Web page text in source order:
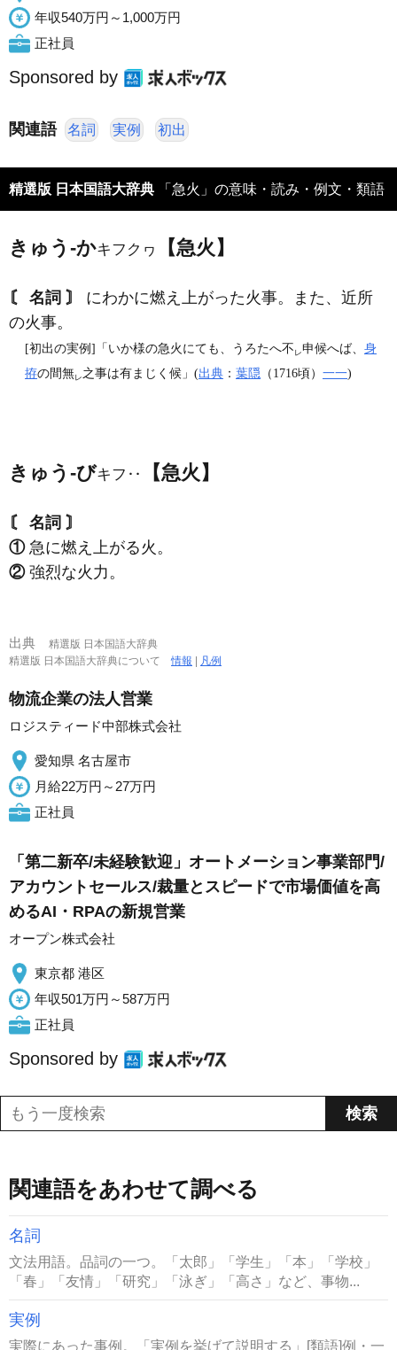
年収540万円～1,000万円
正社員
Sponsored by
関連語 名詞 実例 初出
精選版 日本国語大辞典 「急火」の意味・読み・例文・類語
きゅう‐かキフクヮ 【急火】
〘 名詞 〙
にわかに燃え上がった火事。また、近所
の火事。
[初出の実例]「いか様の急火にても、うろたへ不 レ申候へば、 身
拵の間無レ 之事は有まじく候」(出典 ： 葉隠 （1716頃） 一一)
きゅう‐びキフ‥ 【急火】
〘 名詞 〙
①急に燃え上がる火。
②強烈な火力。
出典
精選版 日本国語大辞典
精選版 日本国語大辞典について情報 凡例
物流企業の法人営業
ロジスティード中部株式会社
愛知県 名古屋市
月給22万円～27万円
正社員
「第二新卒/未経験歓迎」オートメーション事業部門/
アカウントセールス/裁量とスピードで市場価値を高
めるAI・RPAの新規営業
オープン株式会社
東京都 港区
年収501万円～587万円
正社員
Sponsored by
関連語をあわせて調べる
名詞
文法用語。品詞の一つ。「太郎」「学生」「本」「学校」
「春」「友情」「研究」「泳ぎ」「高さ」など、事物...
実例
実際にあった事例。「実例を挙げて説明する」[類語]例・一